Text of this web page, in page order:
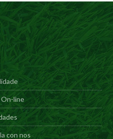
line
con nos